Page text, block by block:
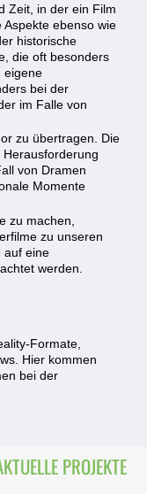
Zeit, in der ein Film
ebenso wie
historische
die oft besonders
eigene
bei der
im Falle von
zu übertragen. Die
von Dramen
Momente
zu machen,
zu unseren
auf eine
werden.
Formate,
Hier kommen
bei der
PROJEKTE